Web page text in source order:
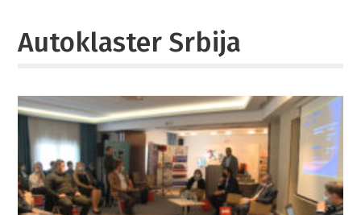
Autoklaster Srbija